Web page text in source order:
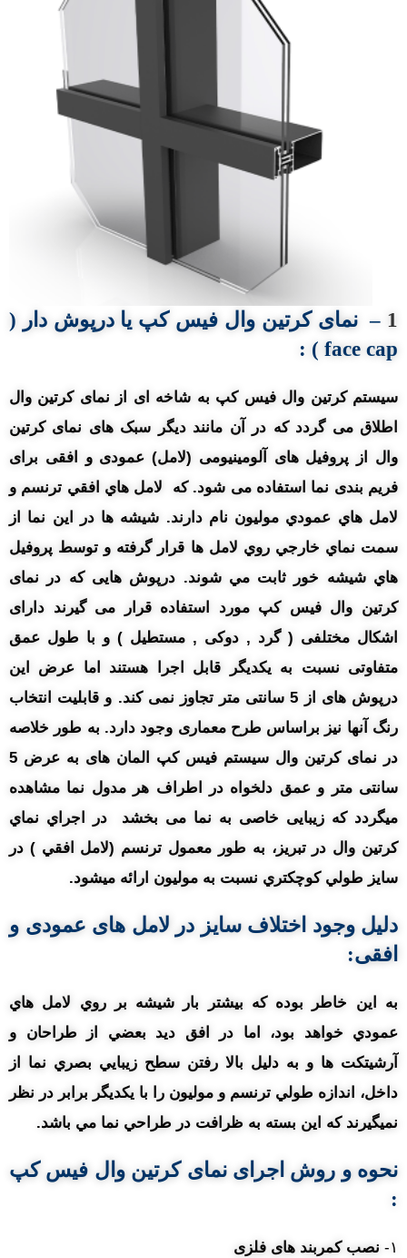
1
–نمای کرتین وال فیس کپ یادرپوش دار (
face cap )
:
سیستم کرتین وال فیس کپ به شاخه ای از نمای کرتین وال
اطلاق می گردد که در آن مانند دیگر سبک های نمای کرتین
وال از پروفیل های آلومینیومی (لامل) عمودی و افقی برای
فریم بندی نما استفاده می شود. که لامل هاي افقي ترنسم و
لامل هاي عمودي موليون نام دارند. شيشه ها در اين نما از
سمت نماي خارجي روي لامل ها قرار گرفته و توسط پروفيل
هاي شيشه خور ثابت مي شوند. درپوش هایی که در نمای
کرتین وال فیس کپ مورد استفاده قرار می گیرند دارای
اشکال مختلفی ( گرد , دوکی , مستطیل ) و با طول عمق
متفاوتی نسبت به یکدیگر قابل اجرا هستند اما عرض این
درپوش های از 5 سانتی متر تجاوز نمی کند. و قابلیت انتخاب
رنگ آنها نیز براساس طرح معماری وجود دارد. به طور خلاصه
در نمای کرتین وال سیستم فیس کپ المان های به عرض 5
سانتی متر و عمق دلخواه در اطراف هر مدول نما مشاهده
میگردد که زیبایی خاصی به نما می بخشد در اجراي نماي
کرتين وال در تبریز، به طور معمول ترنسم (لامل افقي ) در
سايز طولي کوچکتري نسبت به موليون ارائه ميشود.
دلیل وجود اختلاف سايز در لامل های عمودی و
افقی:
به اين خاطر بوده که بيشتر بار شيشه بر روي لامل هاي
عمودي خواهد بود، اما در افق ديد بعضي از طراحان و
آرشيتکت ها و به دليل بالا رفتن سطح زيبايي بصري نما از
داخل، اندازه طولي ترنسم و موليون را با يکديگر برابر در نظر
نميگيرند که اين بسته به ظرافت در طراحي نما مي باشد.
نحوه و روش اجرای نمای کرتین وال فیس کپ
:
۱- نصب کمربند های فلزی